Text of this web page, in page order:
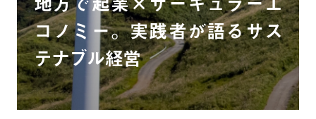
コノミー。実践者が語るサス
テナブル経営